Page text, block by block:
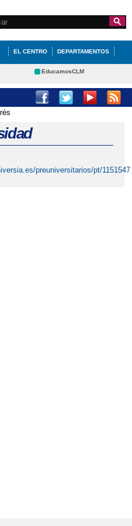
de
this site
EL CENTRO DEPARTAMENTOS
CURSO 25/26 EDUCACIÓN
QUÉ HACEMOS ANUNCIOS
EducamosCLM
Educación Cultura
aquí
preuniversitarios/pt/1151547